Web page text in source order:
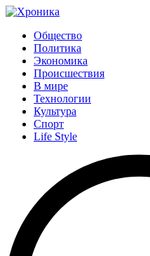
Общество
Политика
Экономика
Происшествия
В мире
Технологии
Культура
Спорт
Life Style